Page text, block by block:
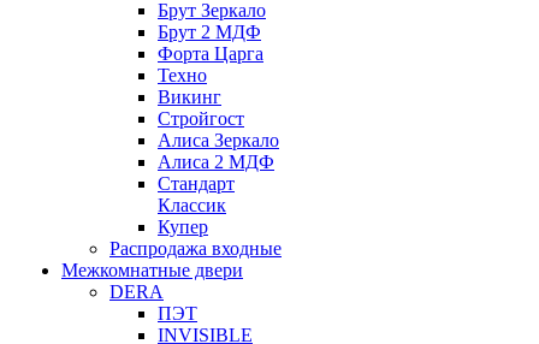
Брут Зеркало
Брут 2 МДФ
Форта Царга
Техно
Викинг
Стройгост
Алиса Зеркало
Алиса 2 МДФ
Стандарт
Классик
Купер
Распродажа входные
Межкомнатные двери
DERA
ПЭТ
INVISIBLE